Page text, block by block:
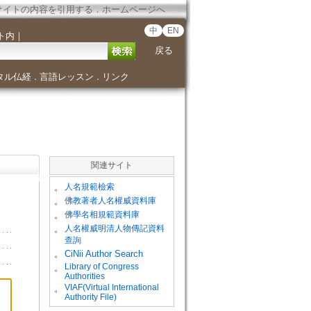
イトの内容を引用する．ホームページへ
内 ｜ 中 EN
戻る
ル仏経． 言語レッスン ． リンク
関連サイト
。 人名規範檢索
。 佛教著者人名權威資料庫
。 佛學名相規範資料庫
。
人名權威明清人物傳記資料
查詢
。
CiNii Author Search
。
Library of Congress
Authorities
。
VIAF(Virtual International
Authority File)